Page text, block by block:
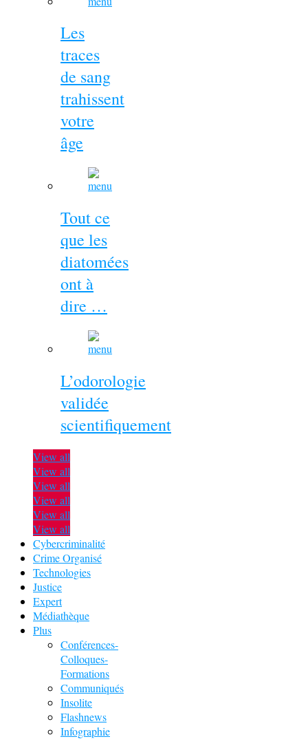
Les
traces
de sang
trahissent
votre
âge
Tout ce
que les
diatomées
ont à
dire …
L’odorologie
validée
scientifiquement
View all
View all
View all
View all
View all
View all
Cybercriminalité
Crime Organisé
Technologies
Justice
Expert
Médiathèque
Plus
Conférences-
Colloques-
Formations
Communiqués
Insolite
Flashnews
Infographie